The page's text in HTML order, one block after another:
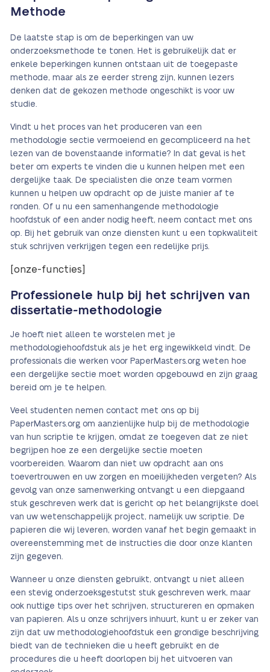
Methode
De laatste stap is om de beperkingen van uw
onderzoeksmethode te tonen. Het is gebruikelijk dat er
enkele beperkingen kunnen ontstaan uit de toegepaste
methode, maar als ze eerder streng zijn, kunnen lezers
denken dat de gekozen methode ongeschikt is voor uw
studie.
Vindt u het proces van het produceren van een
methodologie sectie vermoeiend en gecompliceerd na het
lezen van de bovenstaande informatie? In dat geval is het
beter om experts te vinden die u kunnen helpen met een
dergelijke taak. De specialisten die onze team vormen
kunnen u helpen uw opdracht op de juiste manier af te
ronden. Of u nu een samenhangende methodologie
hoofdstuk of een ander nodig heeft, neem contact met ons
op. Bij het gebruik van onze diensten kunt u een topkwaliteit
stuk schrijven verkrijgen tegen een redelijke prijs.
[onze-functies]
Professionele hulp bij het schrijven van
dissertatie-methodologie
Je hoeft niet alleen te worstelen met je
methodologiehoofdstuk als je het erg ingewikkeld vindt. De
professionals die werken voor PaperMasters.org weten hoe
een dergelijke sectie moet worden opgebouwd en zijn graag
bereid om je te helpen.
Veel studenten nemen contact met ons op bij
PaperMasters.org om aanzienlijke hulp bij de methodologie
van hun scriptie te krijgen, omdat ze toegeven dat ze niet
begrijpen hoe ze een dergelijke sectie moeten
voorbereiden. Waarom dan niet uw opdracht aan ons
toevertrouwen en uw zorgen en moeilijkheden vergeten? Als
gevolg van onze samenwerking ontvangt u een diepgaand
stuk geschreven werk dat is gericht op het belangrijkste doel
van uw wetenschappelijk project, namelijk uw scriptie. De
papieren die wij leveren, worden vanaf het begin gemaakt in
overeenstemming met de instructies die door onze klanten
zijn gegeven.
Wanneer u onze diensten gebruikt, ontvangt u niet alleen
een stevig onderzoeksgestutst stuk geschreven werk, maar
ook nuttige tips over het schrijven, structureren en opmaken
van papieren. Als u onze schrijvers inhuurt, kunt u er zeker van
zijn dat uw methodologiehoofdstuk een grondige beschrijving
biedt van de technieken die u heeft gebruikt en de
procedures die u heeft doorlopen bij het uitvoeren van